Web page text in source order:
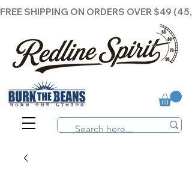
FREE SHIPPING ON ORDERS OVER $49